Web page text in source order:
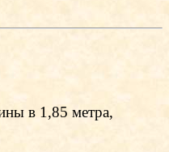
в 1,85 метра,